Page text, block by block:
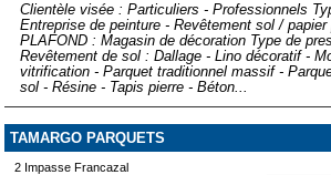
Clientèle visée : Particuliers - Professionnels
Entreprise de peinture - Revêtement sol /
PLAFOND : Magasin de décoration Type de
Revêtement de sol : Dallage - Lino décoratif -
vitrification - Parquet traditionnel massif -
sol - Résine - Tapis pierre - Béton...
TAMARGO PARQUETS
2 Impasse Francazal